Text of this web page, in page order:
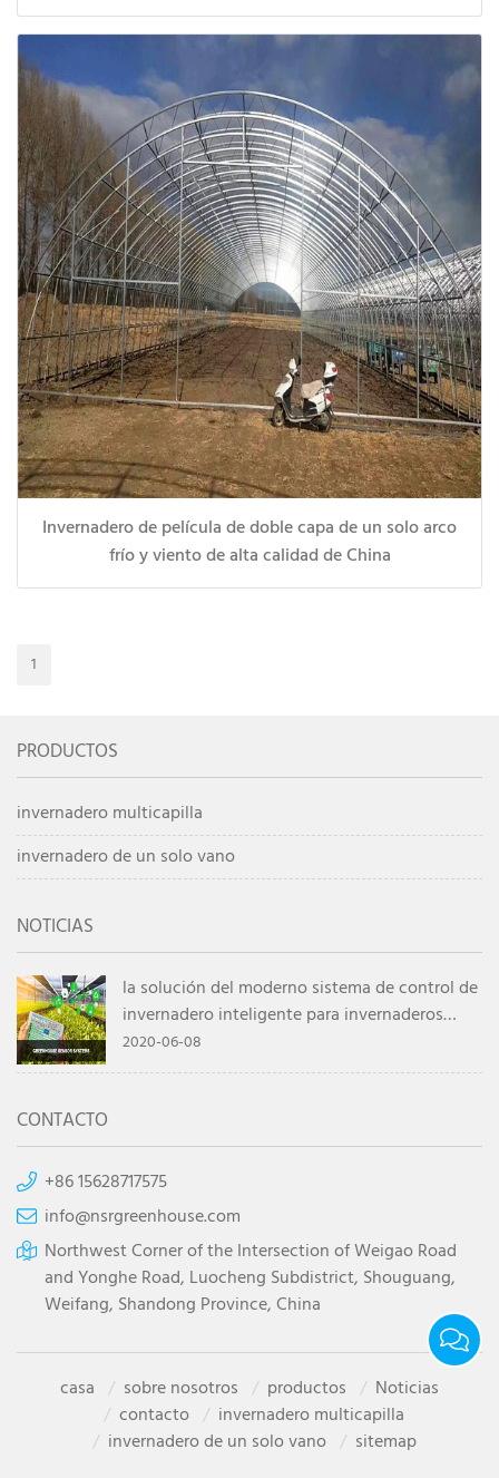
Invernadero de película de doble capa de un solo arco
frío y viento de alta calidad de China
1
PRODUCTOS
invernadero multicapilla
invernadero de un solo vano
NOTICIAS
la solución del moderno sistema de control de
invernadero inteligente para invernaderos
agrícolas
2020-06-08
CONTACTO
+86 15628717575
info@nsrgreenhouse.com
Northwest Corner of the Intersection of Weigao Road
and Yonghe Road, Luocheng Subdistrict, Shouguang,
Weifang, Shandong Province, China
casa sobre nosotros productos
Noticias
contacto
invernadero multicapilla
invernadero de un solo vano
sitemap